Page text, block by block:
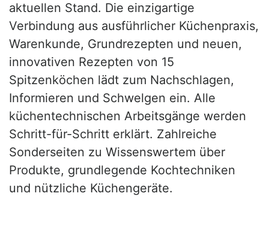
aktuellen Stand. Die einzigartige
Verbindung aus ausführlicher Küchenpraxis,
Warenkunde, Grundrezepten und neuen,
innovativen Rezepten von 15
Spitzenköchen lädt zum Nachschlagen,
Informieren und Schwelgen ein. Alle
küchentechnischen Arbeitsgänge werden
Schritt-für-Schritt erklärt. Zahlreiche
Sonderseiten zu Wissenswertem über
Produkte, grundlegende Kochtechniken
und nützliche Küchengeräte.